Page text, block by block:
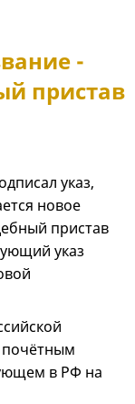
-
пристав
указ,
новое
пристав
указ
почётным
в РФ на